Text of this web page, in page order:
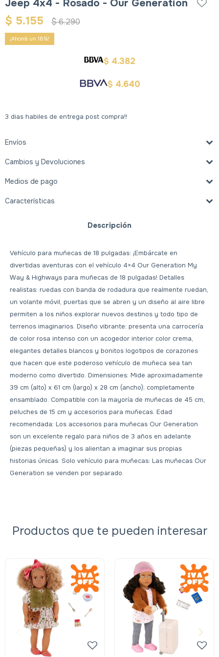
Jeep 4x4 - Rosado - Our Generation
$ 5.155 $6.290
18
$ 4.382
$ 4.640
3 dias habiles de entrega post compra!!
Envíos
Cambios y Devoluciones
Medios de pago
Características
Descripción
Vehículo para muñecas de 18 pulgadas: ¡Embárcate en
divertidas aventuras con el vehículo 4×4 Our Generation My
Way & Highways para muñecas de 18 pulgadas! Detalles
realistas: ruedas con banda de rodadura que realmente ruedan,
un volante móvil, puertas que se abren y un diseño al aire libre
permiten a los niños explorar nuevos destinos y todo tipo de
terrenos imaginarios. Diseño vibrante: presenta una carrocería
de color rosa intenso con un acogedor interior color crema,
elegantes detalles blancos y bonitos logotipos de corazones
que hacen que este poderoso vehículo de muñeca sea tan
moderno como divertido. Dimensiones: Mide aproximadamente
39 cm (alto) x 61 cm (largo) x 28 cm (ancho); completamente
ensamblado. Compatible con la mayoría de muñecas de 45 cm,
peluches de 15 cm y accesorios para muñecas. Edad
recomendada: Los accesorios para muñecas Our Generation
son un excelente regalo para niños de 3 años en adelante
(piezas pequeñas) y los alientan a imaginar sus propias
historias únicas. Solo vehículo para muñecas: Las muñecas Our
Generation se venden por separado.
Productos que te pueden interesar